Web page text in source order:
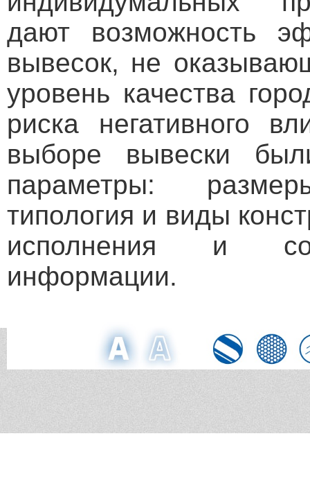
дают возможность
вывесок, не
уровень качества
риска негативного
выборе вывески
параметры:
типология и виды
исполнения и
информации.